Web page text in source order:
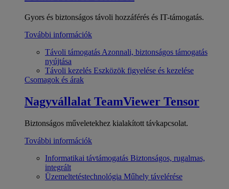
Gyors és biztonságos távoli hozzáférés és IT-támogatás.
További információk
Távoli támogatás Azonnali, biztonságos támogatás
nyújtása
Távoli kezelés Eszközök figyelése és kezelése
Csomagok és árak
Nagyvállalat TeamViewer Tensor
Biztonságos műveletekhez kialakított távkapcsolat.
További információk
Informatikai távtámogatás Biztonságos, rugalmas,
integrált
Üzemeltetéstechnológia Műhely távelérése